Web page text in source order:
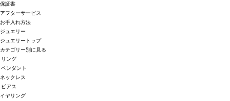
保証書
アフターサービス
お手入れ方法
ジュエリー
ジュエリートップ
カテゴリー別に見る
リング
ペンダント
ネックレス
ピアス
イヤリング